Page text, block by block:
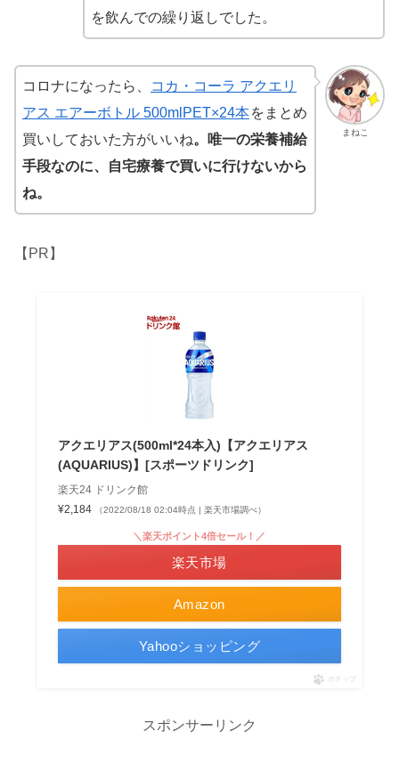
を飲んでの繰り返しでした。
まねこ
コロナになったら、
コカ・コーラ アクエリ
アス エアーボトル 500mlPET×24本をまとめ
買いしておいた方がいいね。唯一の栄養補給
手段なのに、自宅療養で買いに行けないから
ね。
【PR】
アクエリアス(500ml*24本入)【アクエリアス
(AQUARIUS)】[スポーツドリンク]
楽天24 ドリンク館
¥2,184
（2022/08/18 02:04時点 | 楽天市場調べ）
Amazon
＼楽天ポイント4倍セール！／
楽天市場
Yahooショッピング
ポチップ
スポンサーリンク